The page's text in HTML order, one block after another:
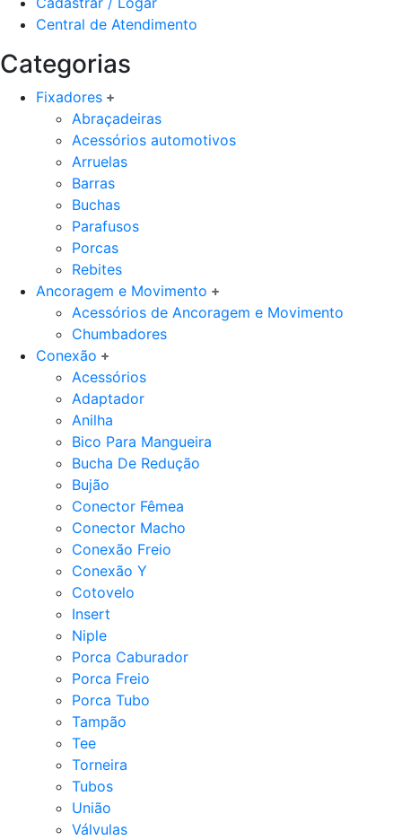
Central de Atendimento
Categorias
Fixadores
Abraçadeiras
Acessórios automotivos
Arruelas
Barras
Buchas
Parafusos
Porcas
Rebites
Ancoragem e Movimento
Acessórios de Ancoragem e Movimento
Chumbadores
Conexão
Acessórios
Adaptador
Anilha
Bico Para Mangueira
Bucha De Redução
Bujão
Conector Fêmea
Conector Macho
Conexão Freio
Conexão Y
Cotovelo
Insert
Niple
Porca Caburador
Porca Freio
Porca Tubo
Tampão
Tee
Torneira
Tubos
União
Válvulas